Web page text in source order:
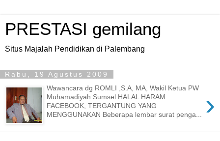
PRESTASI gemilang
Situs Majalah Pendidikan di Palembang
Rabu, 19 Agustus 2009
›
Wawancara dg ROMLI ,S.A, MA, Wakil Ketua PW
Muhamadiyah Sumsel HALAL HARAM
FACEBOOK, TERGANTUNG YANG
MENGGUNAKAN Beberapa lembar surat penga...